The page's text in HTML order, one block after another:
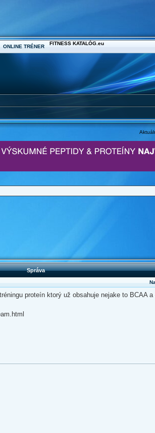
FITNESS KATALÓG.eu
ONLINE TRÉNER
Správa
proteín ktorý už obsahuje nejake to BCAA